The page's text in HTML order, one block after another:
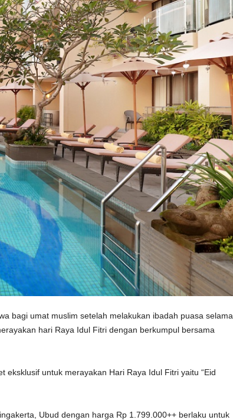
bagi umat muslim setelah melakukan ibadah puasa selama
hari Raya Idul Fitri dengan berkumpul bersama
eksklusif untuk merayakan Hari Raya Idul Fitri yaitu “Eid
Ubud dengan harga Rp 1.799.000++ berlaku untuk